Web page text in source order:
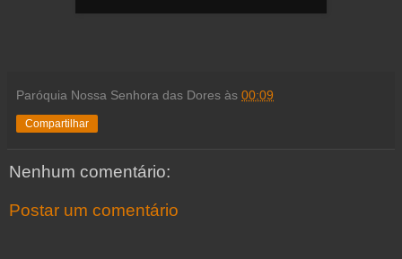
Paróquia Nossa Senhora das Dores às 00:09
Compartilhar
Nenhum comentário:
Postar um comentário